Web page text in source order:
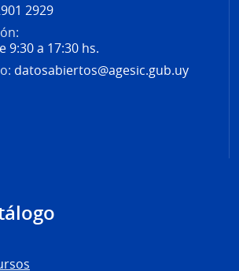
2929
9:30 a 17:30 hs.
datosabiertos@agesic.gub.uy